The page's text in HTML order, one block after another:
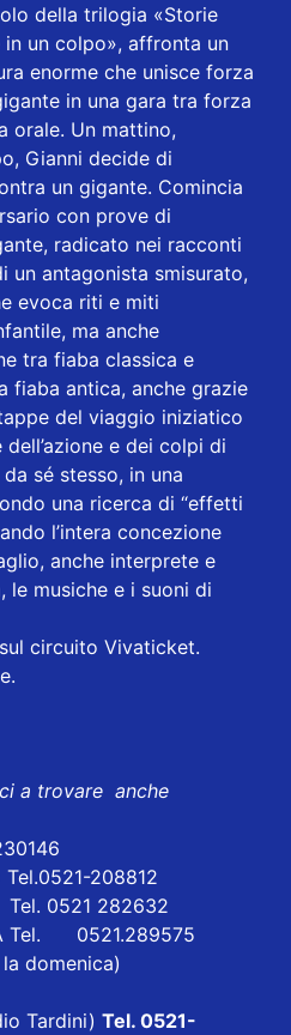
della trilogia «Storie
un colpo», affronta un
enorme che unisce forza
in una gara tra forza
orale. Un mattino,
Gianni decide di
un gigante. Comincia
con prove di
radicato nei racconti
un antagonista smisurato,
evoca riti e miti
ma anche
tra fiaba classica e
fiaba antica, anche grazie
del viaggio iniziatico
e dei colpi di
sé stesso, in una
una ricerca di “effetti
l’intera concezione
anche interprete e
musiche e i suoni di
circuito Vivaticket.
.
a trovare anche
Tel.0521-208812
Tel. 0521 282632
Tel. 0521.289575
domenica)
Tardini) Tel. 0521-